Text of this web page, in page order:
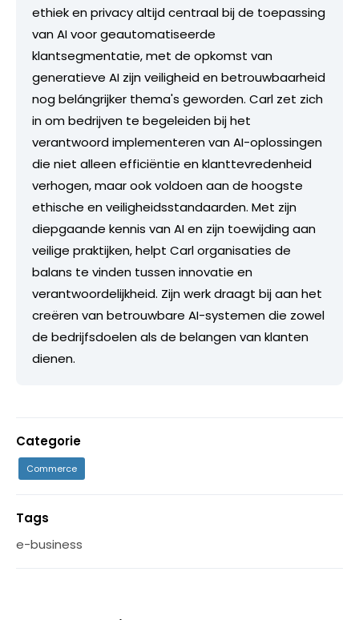
ethiek en privacy altijd centraal bij de toepassing
van AI voor geautomatiseerde
klantsegmentatie, met de opkomst van
generatieve AI zijn veiligheid en betrouwbaarheid
nog belángrijker thema's geworden. Carl zet zich
in om bedrijven te begeleiden bij het
verantwoord implementeren van AI-oplossingen
die niet alleen efficiëntie en klanttevredenheid
verhogen, maar ook voldoen aan de hoogste
ethische en veiligheidsstandaarden. Met zijn
diepgaande kennis van AI en zijn toewijding aan
veilige praktijken, helpt Carl organisaties de
balans te vinden tussen innovatie en
verantwoordelijkheid. Zijn werk draagt bij aan het
creëren van betrouwbare AI-systemen die zowel
de bedrijfsdoelen als de belangen van klanten
dienen.
Categorie
Commerce
Tags
e-business